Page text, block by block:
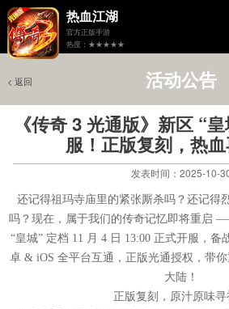
热血江湖
官方正版手游
热度：★★★★★
活动公告
< 返回
《传奇 3 光通版》新区 “
服！正版复刻，热
发表时间：2025-10-
还记得祖玛寺庙里的紧张厮杀吗？还记得
吗？现在，属于我们的传奇记忆即将重启
“皇城” 定档 11 月 4 日 13:00 正式开服，备
卓 & iOS 全平台互通，正版光通授权，带
大陆！
正版复刻，原汁原味寻